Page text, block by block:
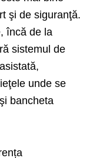
şi de siguranţă.
încă de la
sistemul de
unde se
bancheta